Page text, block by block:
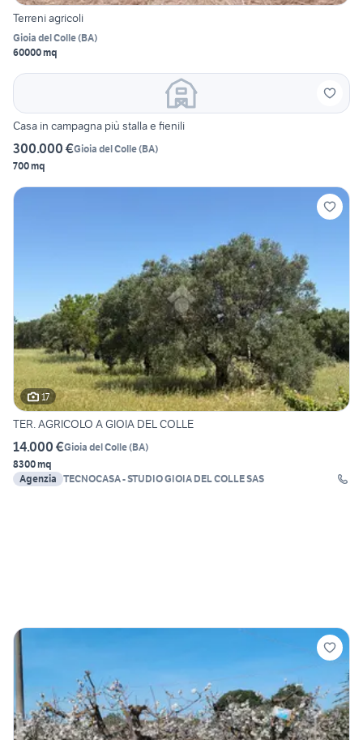
Terreni agricoli
Gioia del Colle(BA)
60000 mq
Casa in campagna più stalla e fienili
300.000 €Gioia del Colle(BA)
700 mq
17
TER. AGRICOLO A GIOIA DEL COLLE
14.000 €Gioia del Colle(BA)
8300 mq
Agenzia TECNOCASA - STUDIO GIOIA DEL COLLE SAS